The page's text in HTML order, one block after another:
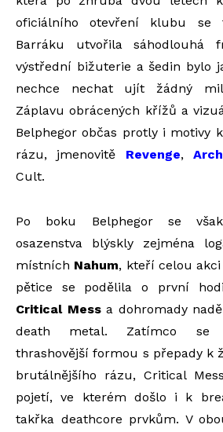
oficiálního otevření klubu se
Barráku utvořila sáhodlouhá
výstřední bižuterie a šedin bylo
nechce nechat ujít žádný
Záplavu obrácených křížů a
Belphegor občas protly i motivy
rázu, jmenovitě Revenge,
Cult.
Po boku Belphegor se
osazenstva blýskly zejména
místních Nahum, kteří celou akci
pětice se podělila o první
Critical Messa dohromady
death metal. Zatímco se
thrashovější formou s přepady k
brutálnějšího rázu, Critical
pojetí, ve kterém došlo i k
takřka deathcore prvkům. V